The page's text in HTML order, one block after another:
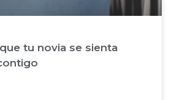
tu novia se sienta